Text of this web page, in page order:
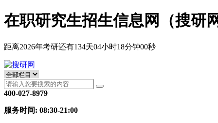
在职研究生招生信息网（搜研
距离2026年考研还有134天04小时17分钟59秒
400-027-8979
服务时间: 08:30-21:00